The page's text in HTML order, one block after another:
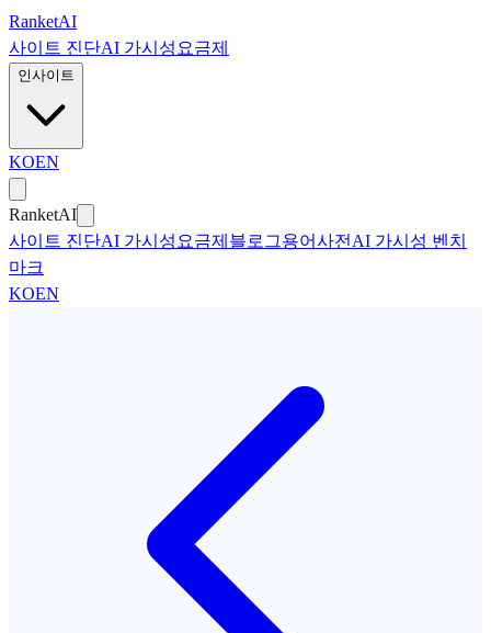
본문으로 건너뛰기
RanketAI
사이트 진단AI 가시성 요금제
인사이트
KOEN
RanketAI
사이트 진단AI 가시성 요금제 블로그용어사전 AI 가시성 벤치
마크
KOEN